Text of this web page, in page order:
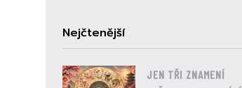
Nejčtenější
JEN TŘI ZNAMENÍ